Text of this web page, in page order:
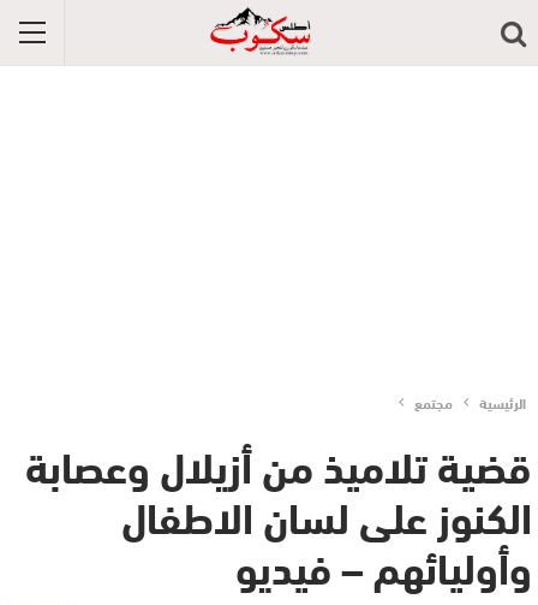
الرئيسية مجتمع
قضية تلاميذ من أزيلال وعصابة
الكنوز على لسان الاطفال
وأوليائهم – فيديو